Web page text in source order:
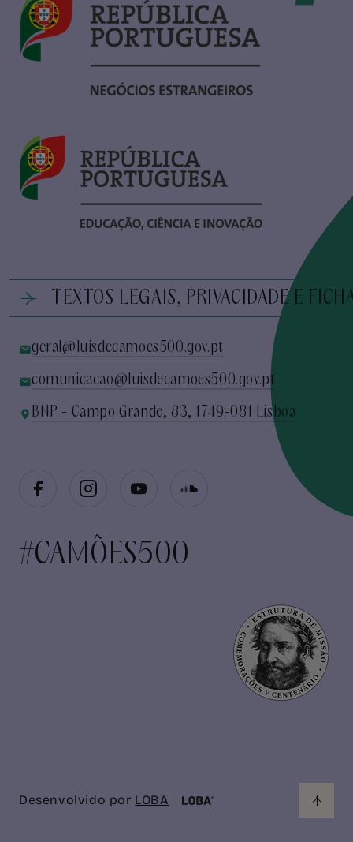
TEXTOS LEGAIS, PRIVACIDADE E
geral@luisdecamoes500.gov.pt
comunicacao@luisdecamoes500.gov.pt
BNP - Campo Grande, 83, 1749-081 Lisboa
#CAMÕES500
Desenvolvido por LOBA